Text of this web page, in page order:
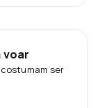
voar
ser